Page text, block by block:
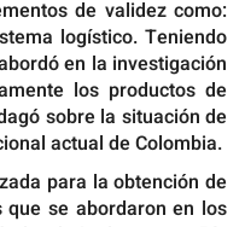
de validez como:
logístico. Teniendo
en la investigación
los productos de
sobre la situación de
actual de Colombia.
para la obtención de
se abordaron en los